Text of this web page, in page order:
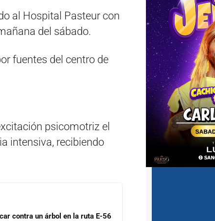
al Hospital Pasteur con
del sábado.
fuentes del centro de
psicomotriz el
intensiva, recibiendo
contra un árbol en la ruta E-56